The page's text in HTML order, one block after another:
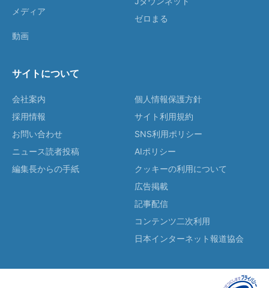
メディア
動画
ゼロまる
サイトについて
会社案内
採用情報
お問い合わせ
ニュース読者投稿
編集長からの手紙
個人情報保護方針
サイト利用規約
SNS利用ポリシー
AIポリシー
クッキーの利用について
広告掲載
記事配信
コンテンツ二次利用
日本インターネット報道協会